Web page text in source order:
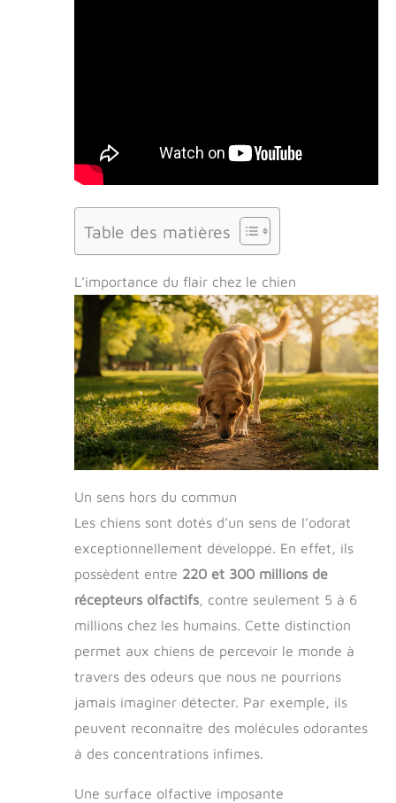
Table des matières
L’importance du flair chez le chien
Un sens hors du commun
Les chiens sont dotés d’un sens de l’odorat
exceptionnellement développé. En effet, ils
possèdent entre 220 et 300 millions de
récepteurs olfactifs, contre seulement 5 à 6
millions chez les humains. Cette distinction
permet aux chiens de percevoir le monde à
travers des odeurs que nous ne pourrions
jamais imaginer détecter. Par exemple, ils
peuvent reconnaître des molécules odorantes
à des concentrations infimes.
Une surface olfactive imposante